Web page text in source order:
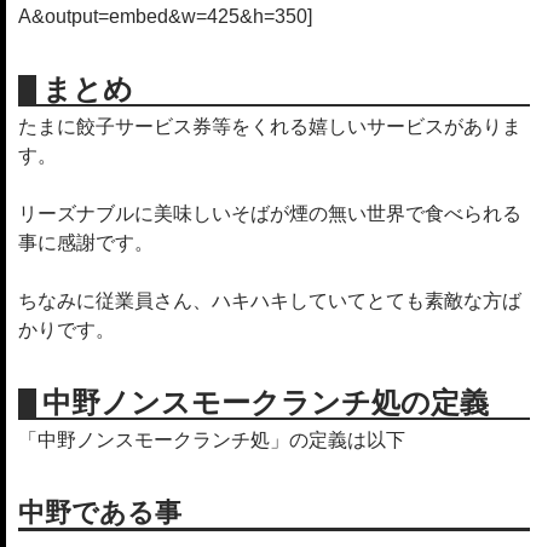
A&output=embed&w=425&h=350]
まとめ
たまに餃子サービス券等をくれる嬉しいサービスがありま
す。
リーズナブルに美味しいそばが煙の無い世界で食べられる
事に感謝です。
ちなみに従業員さん、ハキハキしていてとても素敵な方ば
かりです。
中野ノンスモークランチ処の定義
「中野ノンスモークランチ処」の定義は以下
中野である事